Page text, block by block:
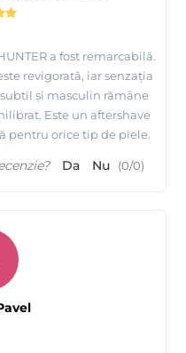
a fost remarcabilă.
revigorată, iar senzația
și masculin rămâne
Este un aftershave
pentru orice tip de piele.
Da Nu (0/0)